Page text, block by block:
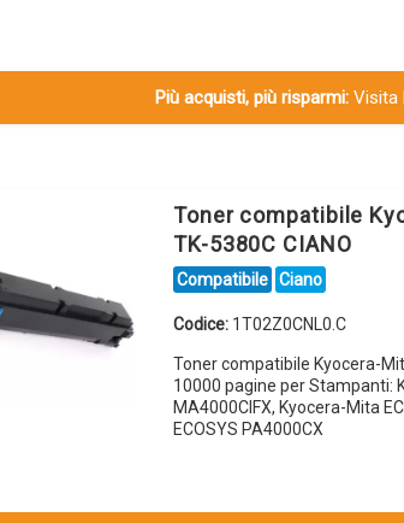
Più acquisti, più risparmi:Visita
Toner compatibile
TK-5380C CIANO
Compatibile Ciano
Codice: 1T02Z0CNL0.C
Toner compatibile Kyocera-
10000 pagine per Stampanti:
MA4000CIFX, Kyocera-Mita
ECOSYS PA4000CX